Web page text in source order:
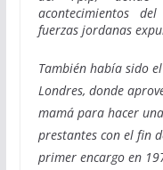
acontecimientos
fuerzas jordanas
También había sido
Londres, donde
mamá para hacer
prestantes con el fin
primer encargo en